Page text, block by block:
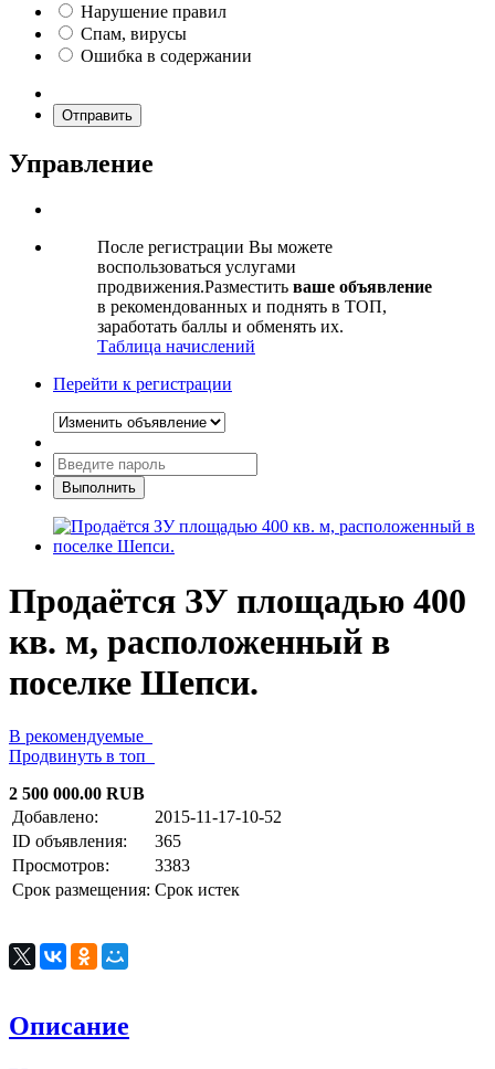
Нарушение правил
Спам, вирусы
Ошибка в содержании
Отправить
Управление
После регистрации Вы можете
воспользоваться услугами
продвижения.Разместить ваше объявление
в рекомендованных и поднять в ТОП,
заработать баллы и обменять их.
Таблица начислений
Перейти к регистрации
Продаётся ЗУ площадью 400
кв. м, расположенный в
поселке Шепси.
В рекомендуемые
Продвинуть в топ
2 500 000.00 RUB
Добавлено:
2015-11-17-10-52
ID объявления:
365
Просмотров:
3383
Срок размещения: Срок истек
Описание